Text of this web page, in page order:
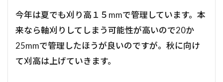
今年は夏でも刈り高１５mmで管理しています。本
来なら軸刈りしてしまう可能性が高いので20か
25mmで管理したほうが良いのですが。秋に向け
て刈高は上げていきます。